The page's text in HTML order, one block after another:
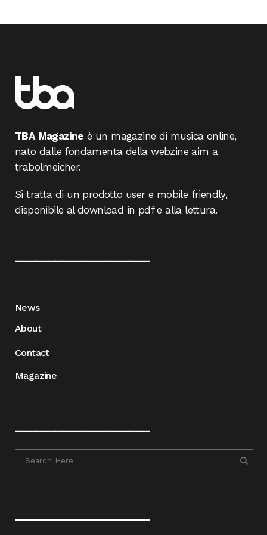
TBA Magazine è un magazine di musica online,
nato dalle fondamenta della webzine aim a
trabolmeicher.
Si tratta di un prodotto user e mobile friendly,
disponibile al download in pdf e alla lettura.
News
About
Contact
Magazine